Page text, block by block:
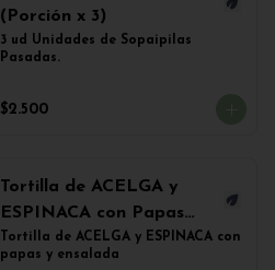
(Porción x 3)
3 ud Unidades de Sopaipilas
Pasadas.
$2.500
Tortilla de ACELGA y
ESPINACA con Papas
Doradas y ensalada
Tortilla de ACELGA y ESPINACA con
papas y ensalada